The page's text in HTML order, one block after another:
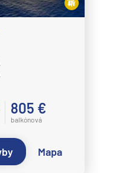
805 €
balkónová
Mapa